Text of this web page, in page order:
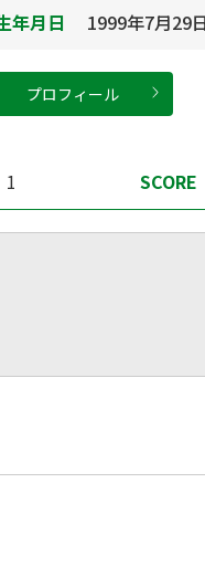
年月日 1999年7月29日
プロフィール
1 SCORE